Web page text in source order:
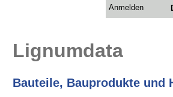
Anmelden
Lignumdata
Bauteile, Bauprodukte und